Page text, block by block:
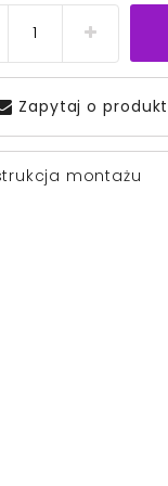
Zapytaj o produkt
montażu